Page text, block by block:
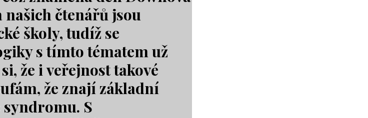
čtenářů jsou
školy, tudíž se
s tímto tématem už
že i veřejnost takové
že znají základní
S